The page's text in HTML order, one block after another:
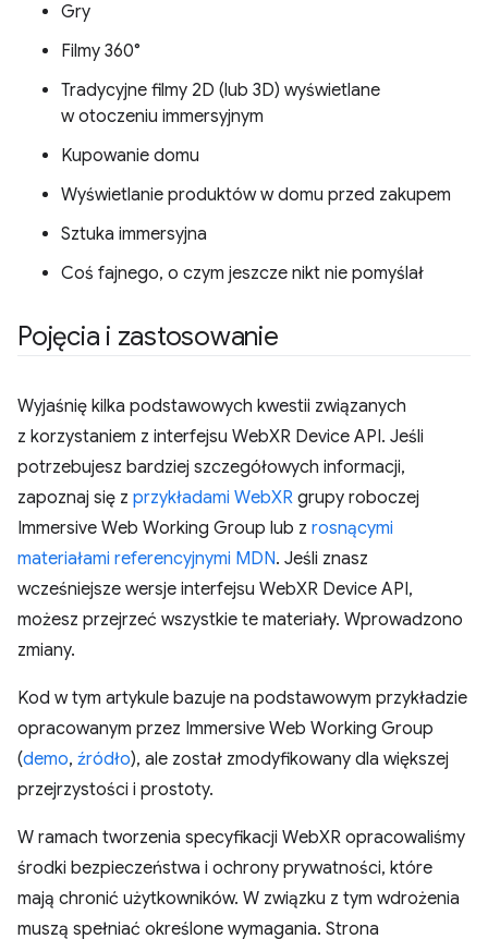
Gry
Filmy 360°
Tradycyjne filmy 2D (lub 3D) wyświetlane
w otoczeniu immersyjnym
Kupowanie domu
Wyświetlanie produktów w domu przed zakupem
Sztuka immersyjna
Coś fajnego, o czym jeszcze nikt nie pomyślał
Pojęcia i zastosowanie
Wyjaśnię kilka podstawowych kwestii związanych
z korzystaniem z interfejsu WebXR Device API. Jeśli
potrzebujesz bardziej szczegółowych informacji,
zapoznaj się z przykładami WebXR grupy roboczej
Immersive Web Working Group lub z rosnącymi
materiałami referencyjnymi MDN. Jeśli znasz
wcześniejsze wersje interfejsu WebXR Device API,
możesz przejrzeć wszystkie te materiały. Wprowadzono
zmiany.
Kod w tym artykule bazuje na podstawowym przykładzie
opracowanym przez Immersive Web Working Group
(demo, źródło), ale został zmodyfikowany dla większej
przejrzystości i prostoty.
W ramach tworzenia specyfikacji WebXR opracowaliśmy
środki bezpieczeństwa i ochrony prywatności, które
mają chronić użytkowników. W związku z tym wdrożenia
muszą spełniać określone wymagania. Strona